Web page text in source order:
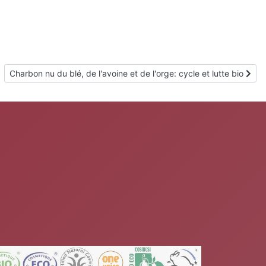
Article suivant : Charbon nu du blé, de l'avoine et de l'orge: cycle
Charbon nu du blé, de l'avoine et de l'orge: cycle et lutte bio